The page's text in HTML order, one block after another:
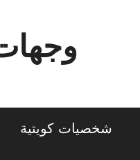
شخصيات كويتية